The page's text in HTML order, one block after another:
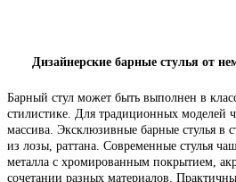
Дизайнерские барные стулья от
Барный стул может быть выполнен в
стилистике. Для традиционных моделей
массива. Эксклюзивные барные стулья в
из лозы, раттана. Современные стулья
металла с хромированным покрытием,
сочетании разных материалов.